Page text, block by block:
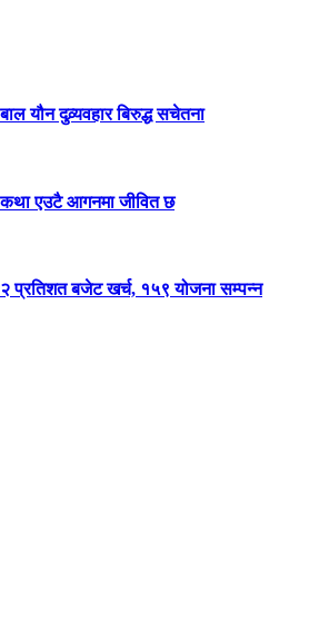
यौन दुव्र्यवहार बिरुद्ध सचेतना
एउटै आगनमा जीवित छ
प्रतिशत बजेट खर्च, १५९ योजना सम्पन्न